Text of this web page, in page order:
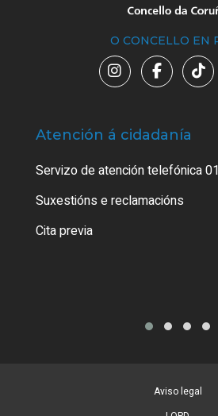
O CONCELLO EN
Atención á cidadanía
Servizo de atención telefónica
Suxestións e reclamacións
Cita previa
Aviso legal